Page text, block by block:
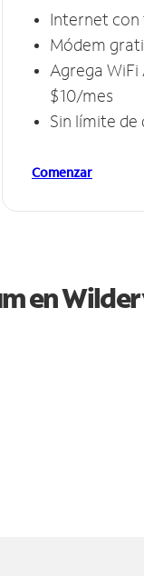
Internet
Módem
Agrega WiFi
$10/mes
Sin límite
Comenzar
en